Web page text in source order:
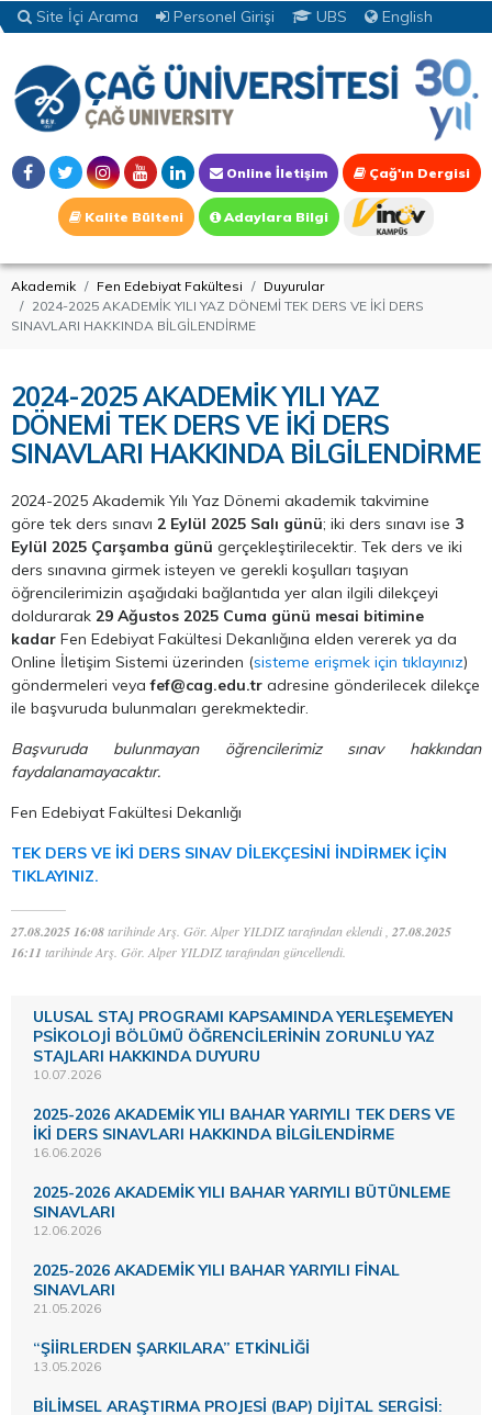
Site İçi Arama Personel Girişi UBS English
Online İletişim Çağ'ın Dergisi
Kalite Bülteni Adaylara Bilgi
Akademik Fen Edebiyat Fakültesi
Duyurular
2024-2025 AKADEMİK YILI YAZ DÖNEMİ TEK DERS VE İKİ DERS
SINAVLARI HAKKINDA BİLGİLENDİRME
2024-2025 AKADEMİK YILI YAZ
DÖNEMİ TEK DERS VE İKİ DERS
SINAVLARI HAKKINDA BİLGİLENDİRME
2024-2025 Akademik Yılı Yaz Dönemi akademik takvimine
göre tek ders sınavı 2 Eylül 2025 Salı günü; iki ders sınavı ise 3
Eylül 2025 Çarşamba günü gerçekleştirilecektir. Tek ders ve iki
ders sınavına girmek isteyen ve gerekli koşulları taşıyan
öğrencilerimizin aşağıdaki bağlantıda yer alan ilgili dilekçeyi
doldurarak 29 Ağustos 2025 Cuma günü mesai bitimine
kadar Fen Edebiyat Fakültesi Dekanlığına elden vererek ya da
Online İletişim Sistemi üzerinden (sisteme erişmek için tıklayınız)
göndermeleri veya fef@cag.edu.tr adresine gönderilecek dilekçe
ile başvuruda bulunmaları gerekmektedir.
Başvuruda bulunmayan öğrencilerimiz sınav hakkından
faydalanamayacaktır.
Fen Edebiyat Fakültesi Dekanlığı
TEK DERS VE İKİ DERS SINAV DİLEKÇESİNİ İNDİRMEK İÇİN
TIKLAYINIZ.
27.08.2025 16:08tarihinde Arş. Gör. Alper YILDIZ tarafından eklendi , 27.08.2025
16:11 tarihinde Arş. Gör. Alper YILDIZ tarafından güncellendi.
ULUSAL STAJ PROGRAMI KAPSAMINDA YERLEŞEMEYEN
PSİKOLOJİ BÖLÜMÜ ÖĞRENCİLERİNİN ZORUNLU YAZ
STAJLARI HAKKINDA DUYURU
10.07.2026
2025-2026 AKADEMİK YILI BAHAR YARIYILI TEK DERS VE
İKİ DERS SINAVLARI HAKKINDA BİLGİLENDİRME
16.06.2026
2025-2026 AKADEMİK YILI BAHAR YARIYILI BÜTÜNLEME
SINAVLARI
12.06.2026
2025-2026 AKADEMİK YILI BAHAR YARIYILI FİNAL
SINAVLARI
21.05.2026
“ŞİİRLERDEN ŞARKILARA” ETKİNLİĞİ
13.05.2026
BİLİMSEL ARAŞTIRMA PROJESİ (BAP) DİJİTAL SERGİSİ: